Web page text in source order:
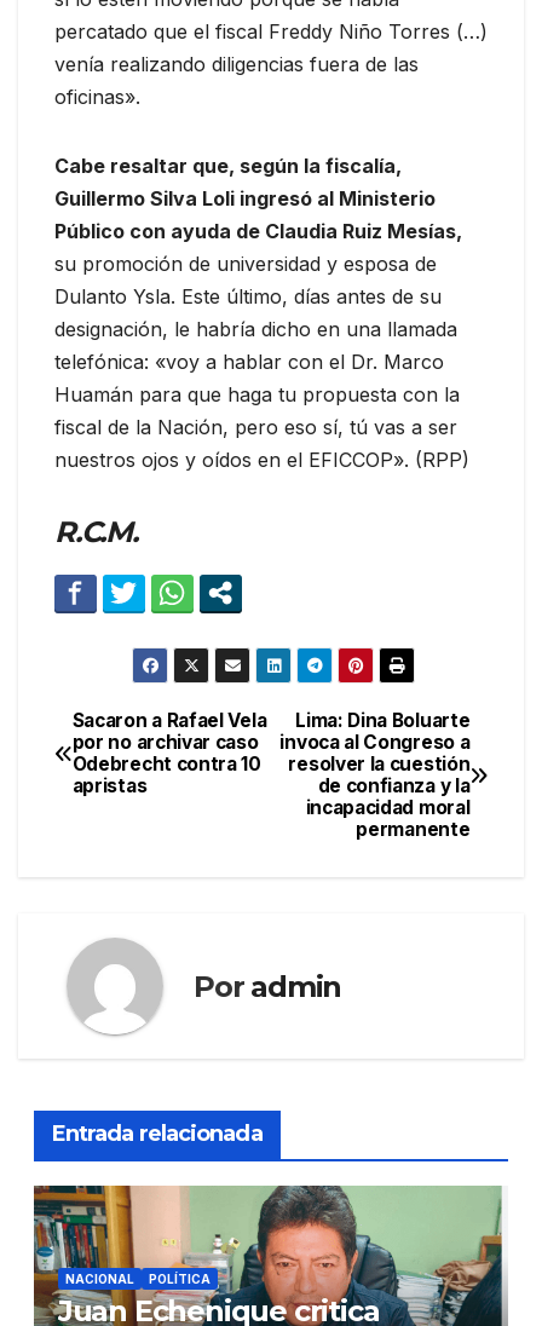
percatado que el fiscal Freddy Niño Torres (…)
venía realizando diligencias fuera de las
oficinas».
Cabe resaltar que, según la fiscalía,
Guillermo Silva Loli ingresó al Ministerio
Público con ayuda de Claudia Ruiz Mesías,
su promoción de universidad y esposa de
Dulanto Ysla. Este último, días antes de su
designación, le habría dicho en una llamada
telefónica: «voy a hablar con el Dr. Marco
Huamán para que haga tu propuesta con la
fiscal de la Nación, pero eso sí, tú vas a ser
nuestros ojos y oídos en el EFICCOP». (RPP)
R.C.M.
Navegación
de
Lima: Dina Boluarte
invoca al Congreso a
resolver la cuestión
de confianza y la
incapacidad moral
permanente
Sacaron a Rafael Vela
por no archivar caso
Odebrecht contra 10
apristas
Por admin
Entrada relacionada
NACIONAL POLÍTICA
Juan Echenique critica